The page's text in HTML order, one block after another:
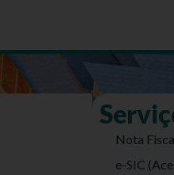
Nota
e-SIC